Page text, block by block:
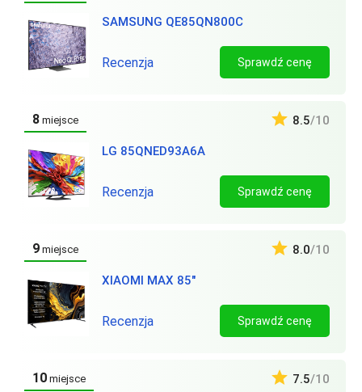
SAMSUNG QE85QN800C
Recenzja Sprawdź cenę
8 miejsce
LG 85QNED93A6A
8.5/10
Recenzja Sprawdź cenę
9 miejsce
XIAOMI MAX 85″
8.0/10
Recenzja Sprawdź cenę
10 miejsce 7.5/10